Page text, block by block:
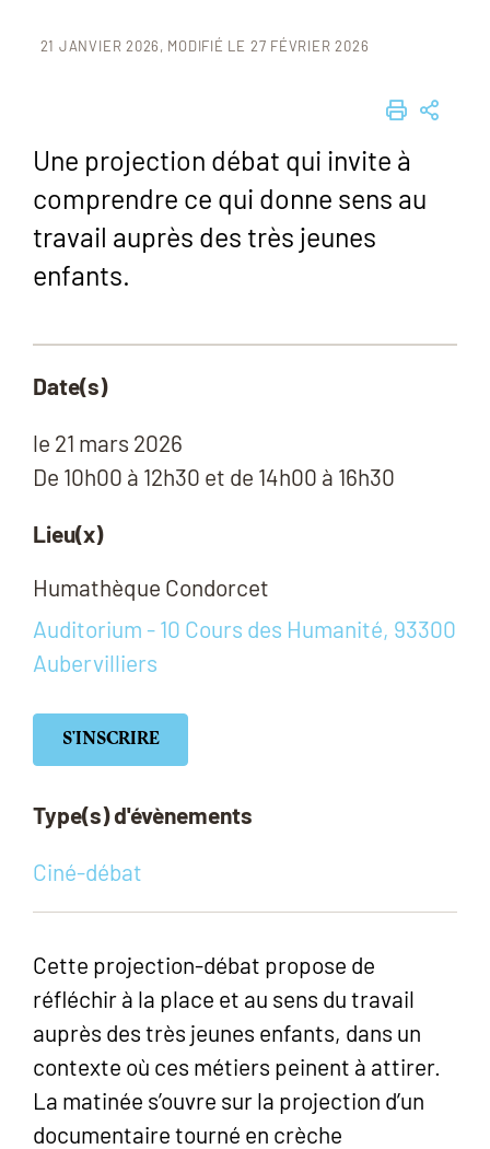
21 JANVIER 2026 MODIFIÉ LE 27 FÉVRIER 2026
Une projection débat qui invite à
comprendre ce qui donne sens au
travail auprès des très jeunes
enfants.
Date(s)
le 21 mars 2026
De 10h00 à 12h30 et de 14h00 à 16h30
Lieu(x)
Humathèque Condorcet
Auditorium - 10 Cours des Humanité, 93300
Aubervilliers
S'INSCRIRE
Type(s) d'évènements
Ciné-débat
Cette projection-débat propose de
réfléchir à la place et au sens du travail
auprès des très jeunes enfants, dans un
contexte où ces métiers peinent à attirer.
La matinée s’ouvre sur la projection d’un
documentaire tourné en crèche